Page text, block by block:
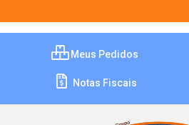
Meus Pedidos
Notas Fiscais